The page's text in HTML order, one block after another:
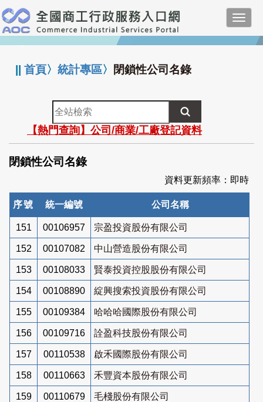
跳
到
主
要
:::
||首頁〉統計專區〉 閉鎖性公司名錄
全
站
檢
索
【熱門查詢】公司/商業/工廠登記資料
閉鎖性公司名錄
資料更新頻率：即時
序號 統一編號 公司名稱
151 00106957 宗盈投資股份有限公司
152 00107082 中山營造股份有限公司
153 00108033 賢泰投資控股股份有限公司
154 00108890 綻興搜索投資股份有限公司
155 00109384 哈哈哈國際股份有限公司
156 00109716 詮盈科技股份有限公司
157 00110538 啟禾國際股份有限公司
158 00110663 禾豐資本股份有限公司
159 00110679 毛棧股份有限公司